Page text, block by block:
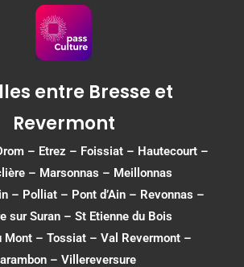
entre Bresse et
Revermont
– Etrez – Foissiat– Hautecourt–
– Marsonnas – Meillonnas
– Polliat – Pont d’Ain – Revonnas –
sur Suran– St Etienne du Bois
Mont– Tossiat– Val Revermont–
– Villereversure